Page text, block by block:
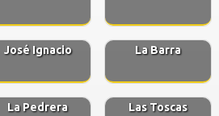
José Ignacio La Barra
La Pedrera Las Toscas